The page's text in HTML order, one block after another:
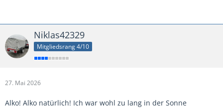
Niklas42329
Mitgliedsrang 4/10
27. Mai 2026
Alko! Alko natürlich! Ich war wohl zu lang in der Sonne